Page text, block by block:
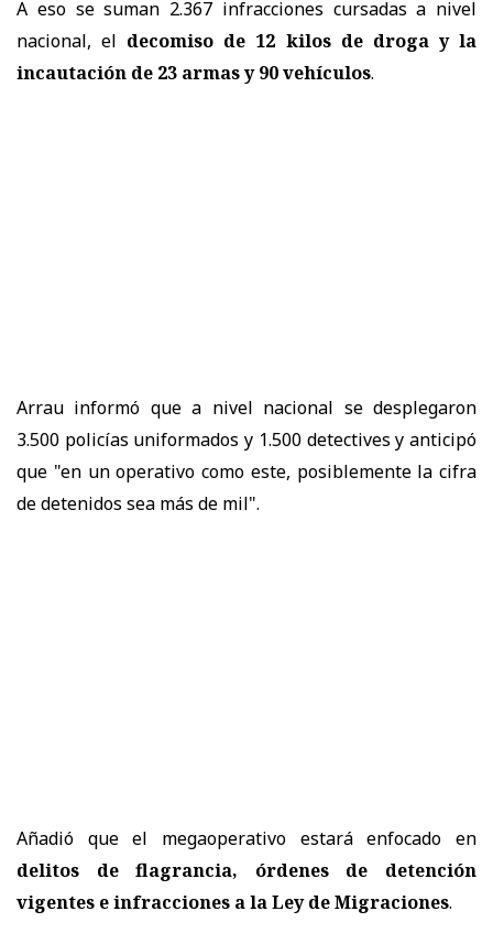
A eso se suman 2.367 infracciones cursadas a nivel
nacional, el decomiso de 12 kilos de droga y la
incautación de 23 armas y 90 vehículos.
Arrau informó que a nivel nacional se desplegaron
3.500 policías uniformados y 1.500 detectives y anticipó
que "en un operativo como este, posiblemente la cifra
de detenidos sea más de mil".
Añadió que el megaoperativo estará enfocado en
delitos de flagrancia, órdenes de detención
vigentes e infracciones a la Ley de Migraciones.